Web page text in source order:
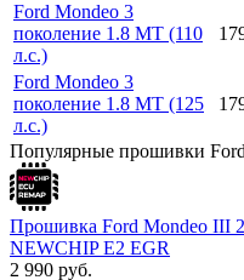
Ford Mondeo 3
поколение 1.8 MT (110
л.с.)
Ford Mondeo 3
поколение 1.8 MT (125
л.с.)
Популярные прошивки
Прошивка Ford Mondeo III
NEWCHIP E2 EGR
2 990 руб.